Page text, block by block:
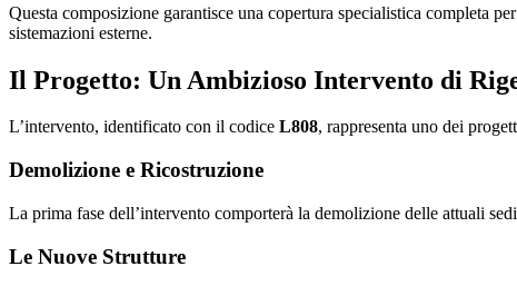
Questa composizione garantisce una copertura specialistica completa
sistemazioni esterne.
Il Progetto: Un Ambizioso Intervento di
L’intervento, identificato con il codice L808, rappresenta uno dei
Demolizione e Ricostruzione
La prima fase dell’intervento comporterà la demolizione delle attuali
Le Nuove Strutture